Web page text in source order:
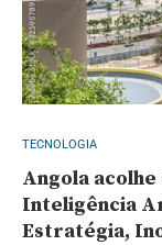
TECNOLOGIA
Angola acolhe
Inteligência
Estratégia,